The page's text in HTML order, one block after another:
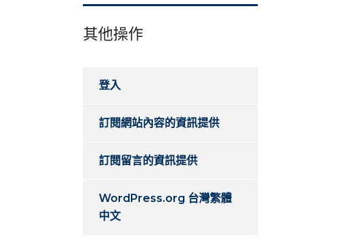
其他操作
登入
訂閱網站內容的資訊提供
訂閱留言的資訊提供
WordPress.org 台灣繁體
中文